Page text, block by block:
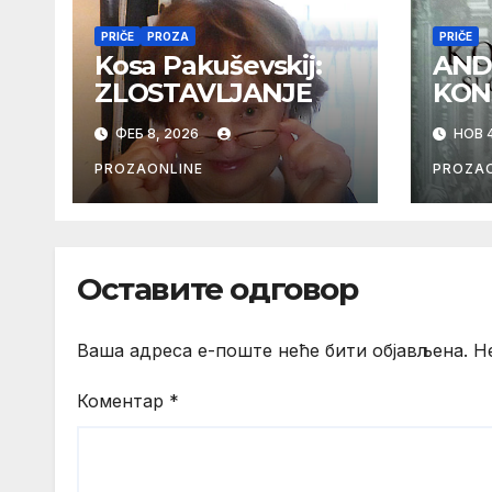
PRIČE PROZA
Kosa Pakuševskij:
ZLOSTAVLJANJE
ФЕБ 8, 2026
PROZAONLINE
PRIČE
НОВ
Оставите одговор
Ваша адреса е-поште неће бити објављена.
Коментар *